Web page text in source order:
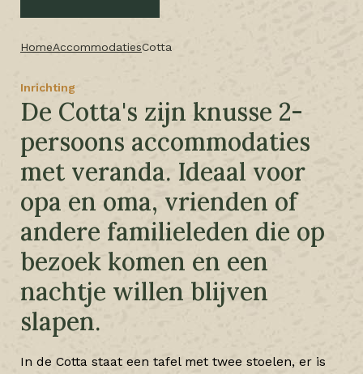
HomeAccommodatiesCotta
Inrichting
De Cotta's zijn knusse 2-
persoons accommodaties
met veranda. Ideaal voor
opa en oma, vrienden of
andere familieleden die op
bezoek komen en een
nachtje willen blijven
slapen.
In de Cotta staat een tafel met twee stoelen, er is